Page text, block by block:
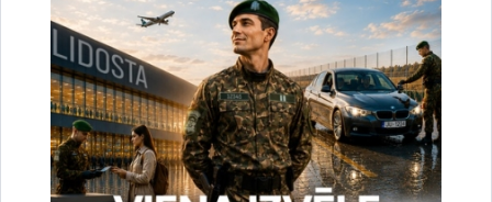
Konstatētie pārkāpumi